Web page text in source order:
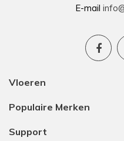
E-mail
Vloeren
Populaire Merken
Support